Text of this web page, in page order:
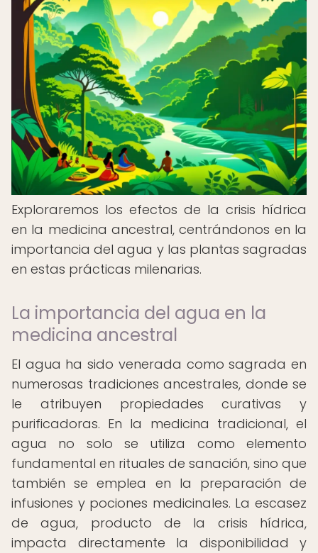
Exploraremos los efectos de la crisis hídrica
en la medicina ancestral, centrándonos en la
importancia del agua y las plantas sagradas
en estas prácticas milenarias.
La importancia del agua en la
medicina ancestral
El agua ha sido venerada como sagrada en
numerosas tradiciones ancestrales, donde se
le atribuyen propiedades curativas y
purificadoras. En la medicina tradicional, el
agua no solo se utiliza como elemento
fundamental en rituales de sanación, sino que
también se emplea en la preparación de
infusiones y pociones medicinales. La escasez
de agua, producto de la crisis hídrica,
impacta directamente la disponibilidad y